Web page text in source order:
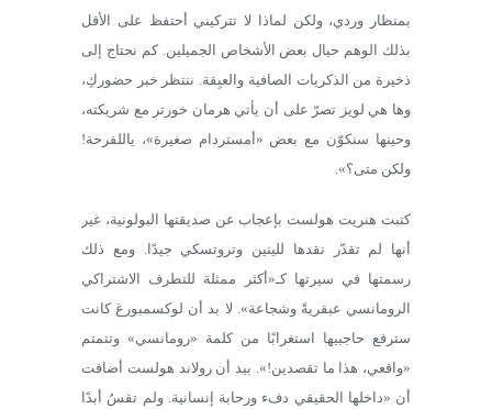
بمنظار وردي، ولكن لماذا لا تتركيني أحتفظ على الأقل
بذلك الوهم حيال بعض الأشخاص الجميلين. كم نحتاج إلى
ذخيرة من الذكريات الصافية والعبِقة. ننتظر خبر حضوركِ،
وها هي لويز تصرّ على أن يأتي هرمان خورتر مع شريكته،
وحينها سنكوّن مع بعض «أمستردام صغيرة»، ياللفرحة!
ولكن متى؟».
كتبت هنريت هولست بإعجاب عن صديقتها البولونية، غير
أنها لم تقدّر نقدها للينين وتروتسكي جيدًا. ومع ذلك
رسمتها في سيرتها كـ«أكثر ممثلة للتطرف الاشتراكي
الرومانسي عبقريةً وشجاعة». لا بد أن لوكسمبورغ كانت
سترفع حاجبيها استغرابًا من كلمة «رومانسي» وتتمتم
«واقعي، هذا ما تقصدين!». بيد أن رولاند هولست أضافت
أن «داخلها الحقيقي دفء ورحابة إنسانية. ولم تقسُ أبدًا